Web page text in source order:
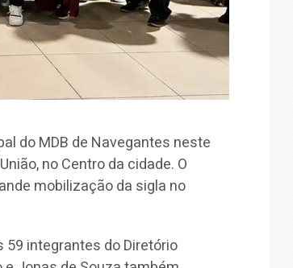
do MDB de Navegantes neste
no Centro da cidade. O
mobilização da sigla no
integrantes do Diretório